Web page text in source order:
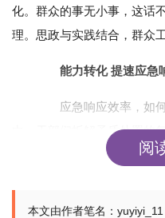
化。群众的事无小事，这话
理。思政与实践结合，群众
能力转化 提速应急
应急响应效率，如何
中，干部们拆解矛盾处置的
何优化?责任如何压实?研讨
责任担当的结合。干部们把
阅
本文由作者笔名：